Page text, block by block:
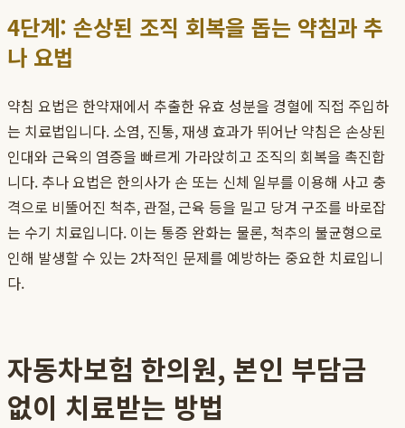
4단계: 손상된 조직 회복을 돕는 약침과 추
나 요법
약침 요법은 한약재에서 추출한 유효 성분을 경혈에 직접 주입하
는 치료법입니다. 소염, 진통, 재생 효과가 뛰어난 약침은 손상된
인대와 근육의 염증을 빠르게 가라앉히고 조직의 회복을 촉진합
니다. 추나 요법은 한의사가 손 또는 신체 일부를 이용해 사고 충
격으로 비뚤어진 척추, 관절, 근육 등을 밀고 당겨 구조를 바로잡
는 수기 치료입니다. 이는 통증 완화는 물론, 척추의 불균형으로
인해 발생할 수 있는 2차적인 문제를 예방하는 중요한 치료입니
다.
자동차보험 한의원, 본인 부담금
없이 치료받는 방법